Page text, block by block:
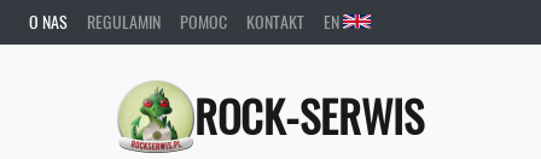
O NAS REGULAMIN POMOC KONTAKT EN
ROCK-SERWIS